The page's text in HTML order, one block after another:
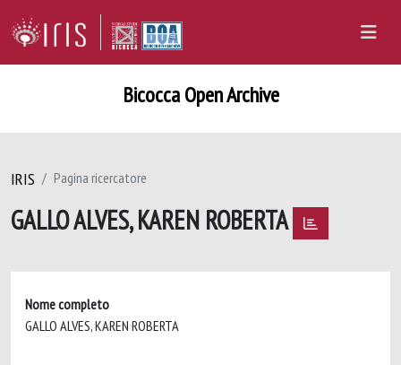
Bicocca Open Archive
IRIS Pagina ricercatore
GALLO ALVES, KAREN ROBERTA
Nome completo
GALLO ALVES, KAREN ROBERTA